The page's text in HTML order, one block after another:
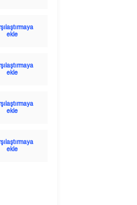
ekle
ekle
ekle
ekle